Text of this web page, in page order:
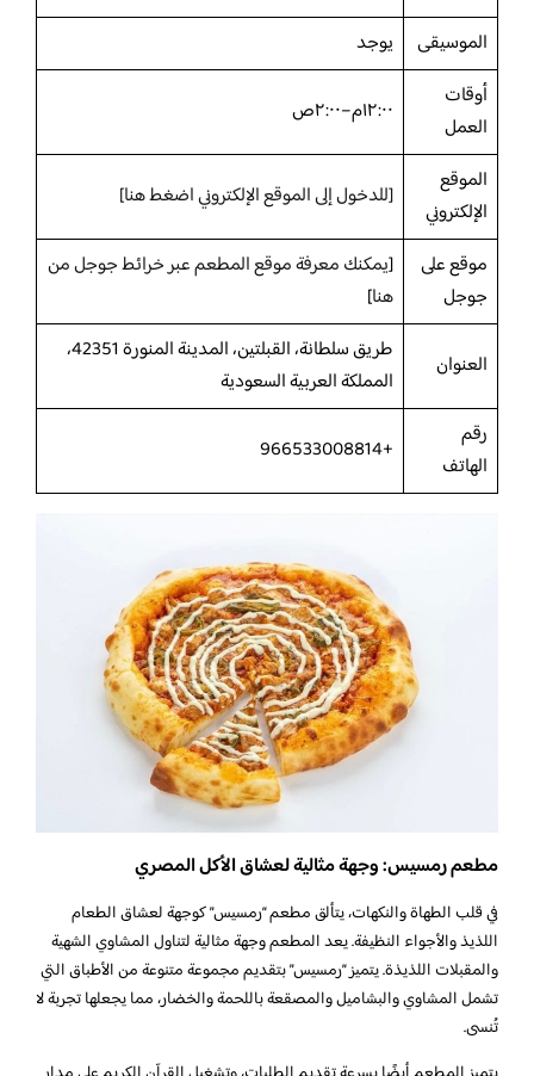
الموسيقى
يوجد
أوقات
العمل
١٢:٠٠م–٢:٠٠ص
الموقع
الإلكتروني
[للدخول إلى الموقع الإلكتروني اضغط هنا]
موقع على
جوجل
[يمكنك معرفة موقع المطعم عبر خرائط جوجل من
هنا]
العنوان
طريق سلطانة، القبلتين، المدينة المنورة 42351،
المملكة العربية السعودية
رقم
الهاتف
+966533008814
مطعم رمسيس: وجهة مثالية لعشاق الأكل المصري
في قلب الطهاة والنكهات، يتألق مطعم “رمسيس” كوجهة لعشاق الطعام
اللذيذ والأجواء النظيفة. يعد المطعم وجهة مثالية لتناول المشاوي الشهية
والمقبلات اللذيذة. يتميز “رمسيس” بتقديم مجموعة متنوعة من الأطباق التي
تشمل المشاوي والبشاميل والمصقعة باللحمة والخضار، مما يجعلها تجربة لا
تُنسى.